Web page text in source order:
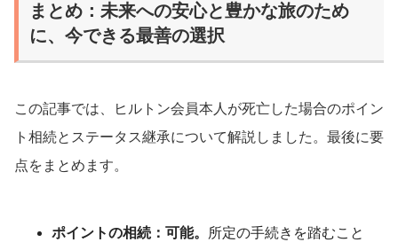
まとめ：未来への安心と豊かな旅のため
に、今できる最善の選択
この記事では、ヒルトン会員本人が死亡した場合のポイン
ト相続とステータス継承について解説しました。最後に要
点をまとめます。
ポイントの相続：可能。
所定の手続きを踏むこと